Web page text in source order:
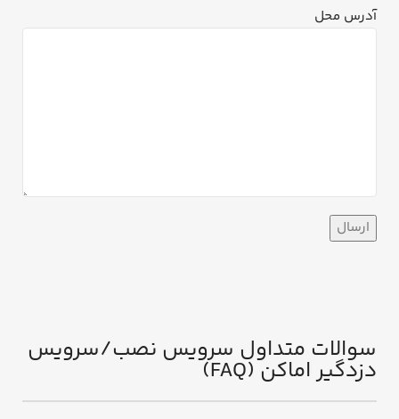
آدرس محل
سوالات متداول سرویس نصب/سرویس
دزدگیر اماکن (FAQ)